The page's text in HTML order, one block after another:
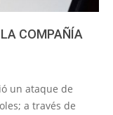
COMPAÑÍA
un ataque de
a través de